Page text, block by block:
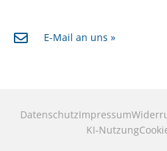
DatenschutzImpressum
KI‑Nutzung
E-Mail an uns »